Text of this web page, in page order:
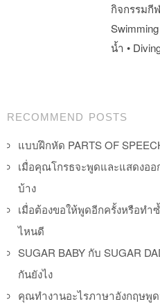
กิจกรรมกี
น้ำ •
Post
RECOMMEND POSTS
แบบฝึกหัด PARTS OF
เมื่อคุณโกรธจะพูดและแสดงอ
บ้าง
เมื่อต้องขอให้พูดอีกครั้งหรือท
ไหนดี
SUGAR BABY กับ SUGAR
กันยังไง
คุณทำงานอะไรภาษาอังกฤษพูด